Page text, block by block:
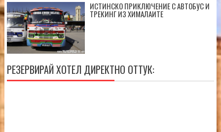
ИСТИНСКО ПРИКЛЮЧЕНИЕ С АВТОБУС И
ТРЕКИНГ ИЗ ХИМАЛАИТЕ
РЕЗЕРВИРАЙ ХОТЕЛ ДИРЕКТНО ОТТУК: